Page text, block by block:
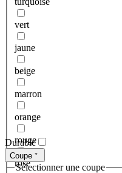
vert
jaune
beige
marron
orange
rouge
rose
Durable
Coupe
Sélectionner une coupe